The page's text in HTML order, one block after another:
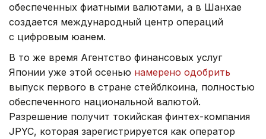
обеспеченных фиатными валютами, а в Шанхае
создается международный центр операций
с цифровым юанем.
В то же время Агентство финансовых услуг
Японии уже этой осенью намерено одобрить
выпуск первого в стране стейблкоина, полностью
обеспеченного национальной валютой.
Разрешение получит токийская финтех-компания
JPYC, которая зарегистрируется как оператор